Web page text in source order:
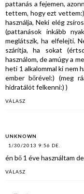
pattanás a fejemen,
tettem, hogy ezt
használja, Neki elég
(pattanások inkább
meglátszik, ha elfelejti.
szárítja, ha sokat
használom, de amúgy a
heti 1 alkalommal ki nem
ember bőrével:) (meg
hidratálót felkenni:) )
VÁLASZ
UNKNOWN
1/30/2013 9:56 DE.
én bő 1 éve használtam
VÁLASZ